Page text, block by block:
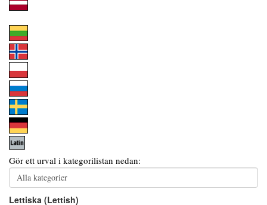
Gör ett urval i kategorilistan nedan:
Lettiska (Lettish)